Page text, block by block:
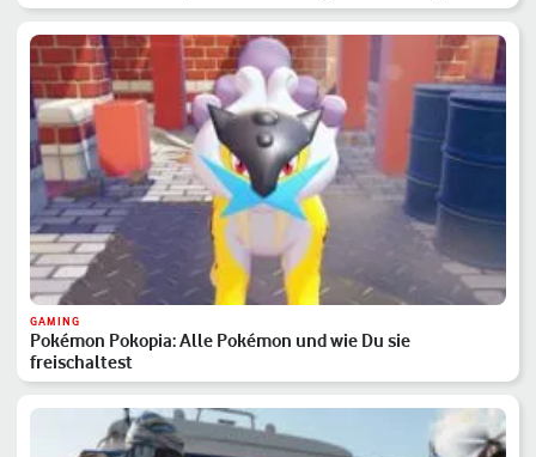
GAMING
Pokémon Pokopia: Alle Pokémon und wie Du sie
freischaltest